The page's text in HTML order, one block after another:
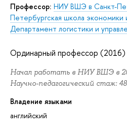
Профессор: НИУ ВШЭ в Санкт-
Петербургская школа
Департамент логистики и
Ординарный профессор (2016)
Начал работать в НИУ ВШЭ в
Научно-педагогический стаж:
Владение языками
английский